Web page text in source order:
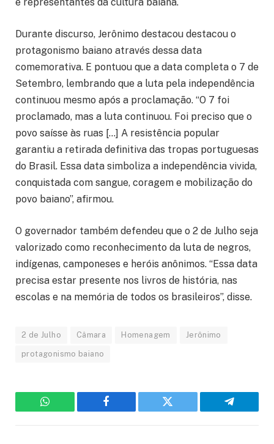
e representantes da cultura baiana.
Durante discurso, Jerônimo destacou destacou o
protagonismo baiano através dessa data
comemorativa. E pontuou que a data completa o 7 de
Setembro, lembrando que a luta pela independência
continuou mesmo após a proclamação. “O 7 foi
proclamado, mas a luta continuou. Foi preciso que o
povo saísse às ruas […] A resistência popular
garantiu a retirada definitiva das tropas portuguesas
do Brasil. Essa data simboliza a independência vivida,
conquistada com sangue, coragem e mobilização do
povo baiano”, afirmou.
O governador também defendeu que o 2 de Julho seja
valorizado como reconhecimento da luta de negros,
indígenas, camponeses e heróis anônimos. “Essa data
precisa estar presente nos livros de história, nas
escolas e na memória de todos os brasileiros”, disse.
2 de Julho Câmara Homenagem Jerônimo
protagonismo baiano
WhatsApp Facebook Twitter Telegram